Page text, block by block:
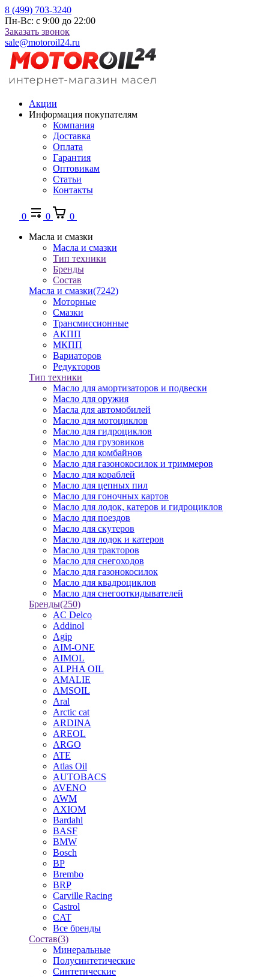
8 (499) 703-3240
Пн-Вс: с 9:00 до 22:00
Заказать звонок
sale@motoroil24.ru
Акции
Информация покупателям
Компания
Доставка
Оплата
Гарантия
Оптовикам
Статьи
Контакты
0 0
0
Масла и смазки
Масла и смазки
Тип техники
Бренды
Состав
Масла и смазки(7242)
Моторные
Смазки
Трансмиссионные
АКПП
МКПП
Вариаторов
Редукторов
Тип техники
Масло для амортизаторов и подвески
Масло для оружия
Масла для автомобилей
Масло для мотоциклов
Масло для гидроциклов
Масло для грузовиков
Масло для комбайнов
Масло для газонокосилок и триммеров
Масло для кораблей
Масло для цепных пил
Масло для гоночных картов
Масло для лодок, катеров и гидроциклов
Масло для поездов
Масло для скутеров
Масло для лодок и катеров
Масло для тракторов
Масло для снегоходов
Масло для газонокосилок
Масло для квадроциклов
Масло для снегооткидывателей
Бренды(250)
AC Delco
Addinol
Agip
AIM-ONE
AIMOL
ALPHA OIL
AMALIE
AMSOIL
Aral
Arctic cat
ARDINA
AREOL
ARGO
ATE
Atlas Oil
AUTOBACS
AVENO
AWM
AXIOM
Bardahl
BASF
BMW
Bosch
BP
Brembo
BRP
Carville Racing
Castrol
CAT
Все бренды
Состав(3)
Минеральные
Полусинтетические
Синтетические